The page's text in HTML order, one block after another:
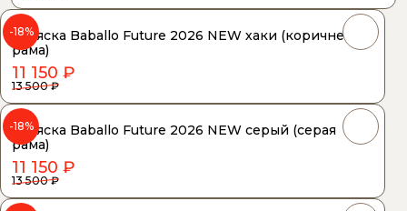
-18%
Коляска Baballo Future 2026 NEW хаки (коричневая
рама)
11 150 ₽
13 500 ₽
-18%
Коляска Baballo Future 2026 NEW серый (серая
рама)
11 150 ₽
13 500 ₽